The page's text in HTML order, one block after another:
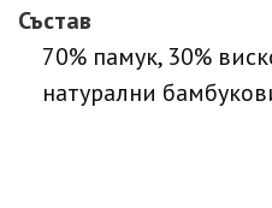
Състав
70% памук, 30%
натурални